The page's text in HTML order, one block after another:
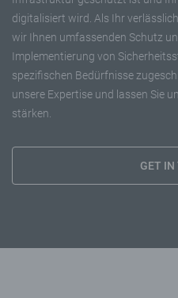
digitalisiert wird. Als Ihr
wir Ihnen umfassenden Schutz
Implementierung von
spezifischen Bedürfnisse
unsere Expertise und lassen Sie
stärken.
GET IN